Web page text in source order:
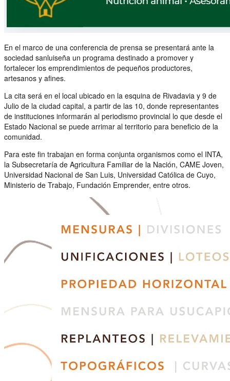
En el marco de una conferencia de prensa se presentará ante la
sociedad sanluiseña un programa destinado a promover y
fortalecer los emprendimientos de pequeños productores,
artesanos y afines.
La cita será en el local ubicado en la esquina de Rivadavia y 9 de
Julio de la ciudad capital, a partir de las 10, donde representantes
de instituciones informarán al periodismo provincial lo que desde el
Estado Nacional se puede arrimar al territorio para beneficio de la
comunidad.
Para este fin trabajan en forma conjunta organismos como el INTA,
la Subsecretaría de Agricultura Familiar de la Nación, CAME Joven,
Universidad Nacional de San Luis, Universidad Católica de Cuyo,
Ministerio de Trabajo, Fundación Emprender, entre otros.